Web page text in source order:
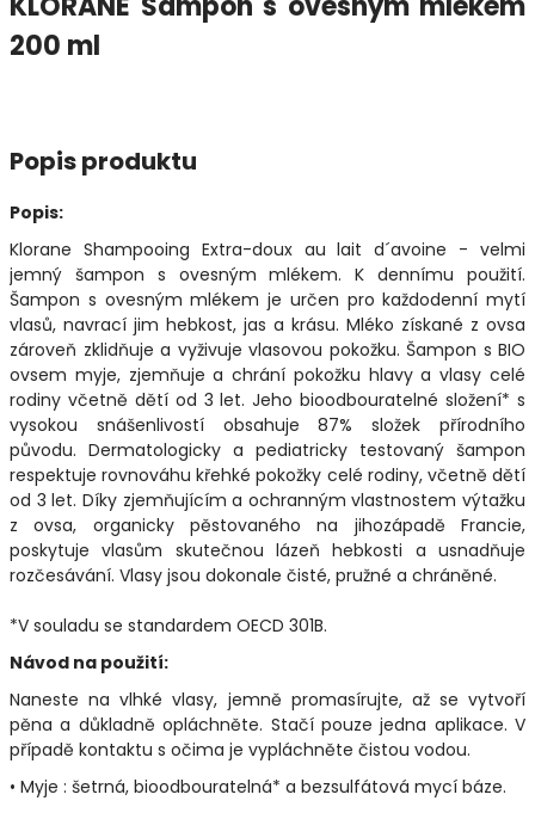
200 ml
Popis produktu
Popis:
Klorane Shampooing Extra-doux au lait d´avoine - velmi
jemný šampon s ovesným mlékem. K dennímu použití.
Šampon s ovesným mlékem je určen pro každodenní mytí
vlasů, navrací jim hebkost, jas a krásu. Mléko získané z ovsa
zároveň zklidňuje a vyživuje vlasovou pokožku. Šampon s BIO
ovsem myje, zjemňuje a chrání pokožku hlavy a vlasy celé
rodiny včetně dětí od 3 let. Jeho bioodbouratelné složení* s
vysokou snášenlivostí obsahuje 87% složek přírodního
původu. Dermatologicky a pediatricky testovaný šampon
respektuje rovnováhu křehké pokožky celé rodiny, včetně dětí
od 3 let. Díky zjemňujícím a ochranným vlastnostem výtažku
z ovsa, organicky pěstovaného na jihozápadě Francie,
poskytuje vlasům skutečnou lázeň hebkosti a usnadňuje
rozčesávání. Vlasy jsou dokonale čisté, pružné a chráněné.
*V souladu se standardem OECD 301B.
Návod na použití:
Naneste na vlhké vlasy, jemně promasírujte, až se vytvoří
pěna a důkladně opláchněte. Stačí pouze jedna aplikace. V
případě kontaktu s očima je vypláchněte čistou vodou.
• Myje : šetrná, bioodbouratelná* a bezsulfátová mycí báze.